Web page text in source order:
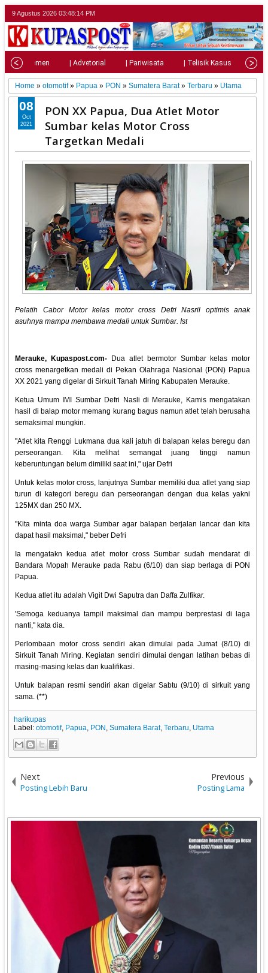
9 Agustus 2026 03:48:16 PM
| Parlemen | Advetorial | Pariwisata | Telisik Kasus |
Home »otomotif» Papua » PON »Sumatera Barat»Terbaru » Utama
PON XX Papua, Dua Atlet Motor
Sumbar kelas Motor Cross
Targetkan Medali
Pelatih Cabor Motor kelas motor cross Defri Nasril optimis anak
asuhnya mampu membawa medali untuk Sumbar. Ist
Merauke, Kupaspost.com-
Dua atlet bermotor Sumbar kelas motor
cross menargetkan medali di Pekan Olahraga Nasional (PON) Papua
XX 2021 yang digelar di Sirkuit Tanah Miring Kabupaten Merauke.
Ketua Umum IMI Sumbar Defri Nasli di Merauke, Kamis mengatakan
hasil di balap motor memang kurang bagus namun atlet telah berusaha
semaksimal mungkin.
"Atlet kita Renggi Lukmana dua kali jatuh di balapan kelas beregu dan
perseorangan. Kita melihat semangat juang tinggi namun
keberuntungan belum dimiliki saat ini," ujar Defri
Untuk kelas motor cross, lanjutnya Sumbar memiliki dua atlet yang siap
turun di kategori beregu dan perseorangan dengan dua kelas yakni
125MX dan 250 MX.
"Kita minta doa warga Sumbar agar balapan berjalan lancar dan kita
dapat hasil maksimal," beber Defri
Ia mengatakn kedua atlet motor cross Sumbar sudah mendarat di
Bandara Mopah Merauke pada Rabu (6/10) dan siap berlaga di PON
Papua.
Kedua atlet itu adalah Vigit Dwi Saputra dan Daffa Zulfikar.
'Semoga keduanya tampil maksimal dan mampu berprestasi di laga
nanti," kata dia.
Perlombaan motor cross sendiri akan dimulai pada Jumat (8/10) di
Sirkuit Tanah Miring. Kegiatan sendiri dimulai dengan latihan bebas di
masing-masing kelas dan kualifikasi.
Untuk balapan resmi sendiri akan digelar Sabtu (9/10) di sirkuit yang
sama. (**)
08
Oct
2021
harikupas
Label:otomotif, Papua, PON ,Sumatera Barat,Terbaru, Utama
Next
Posting Lebih Baru
Previous
Posting Lama